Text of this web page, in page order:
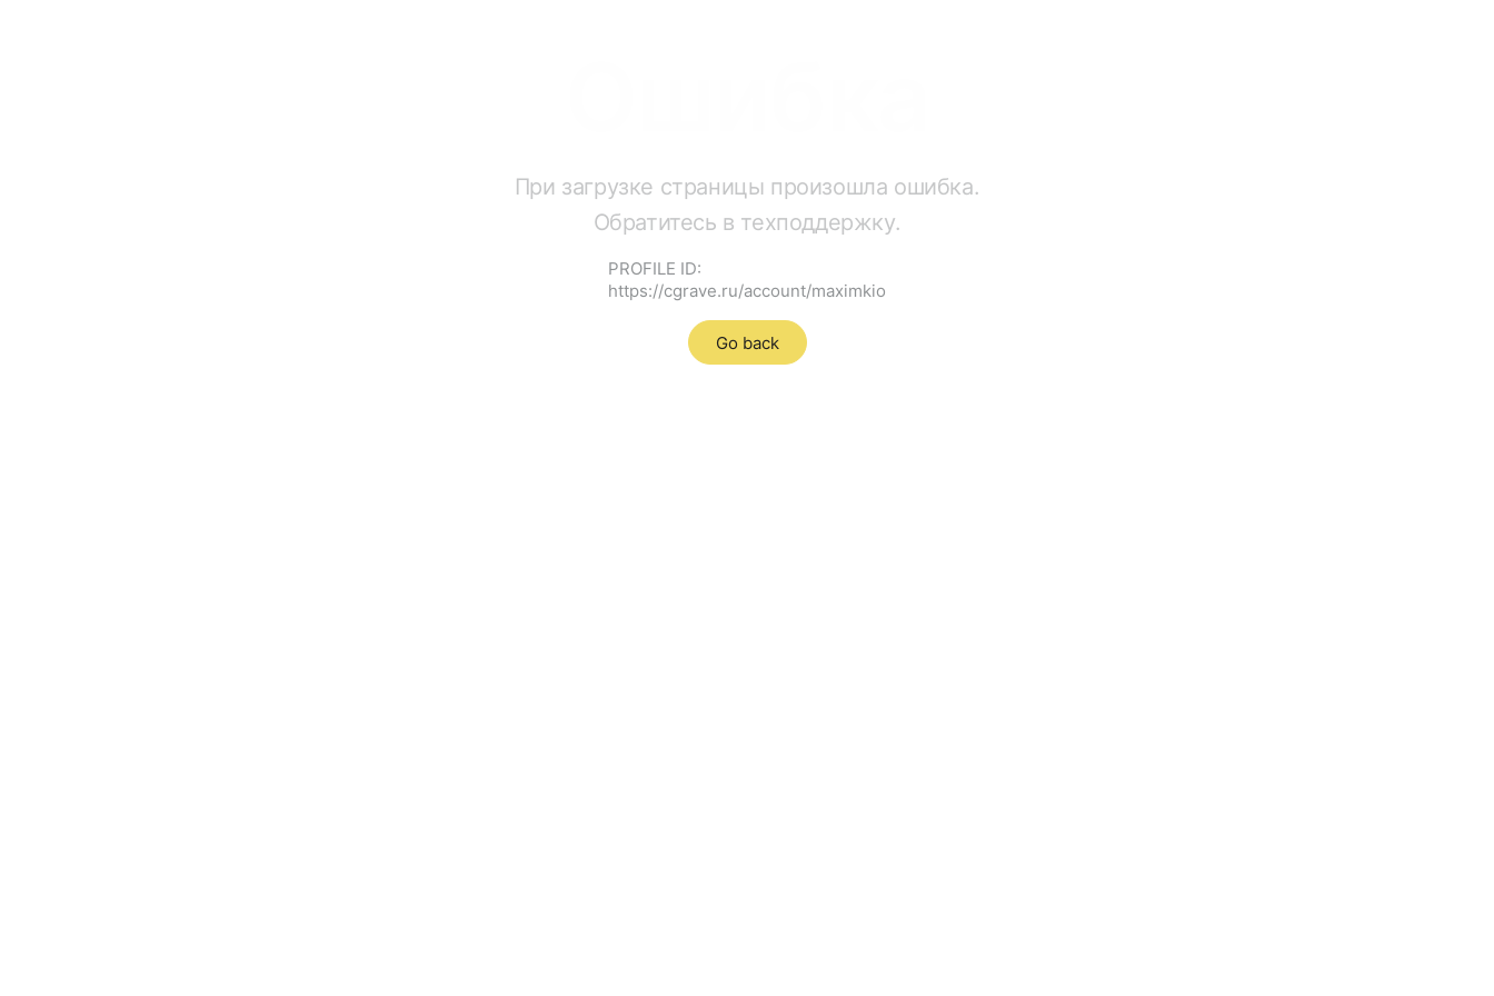
При загрузке страницы произошла ошибка.
Обратитесь в техподдержку.
PROFILE ID:
https://cgrave.ru/account/maximkio
Go back